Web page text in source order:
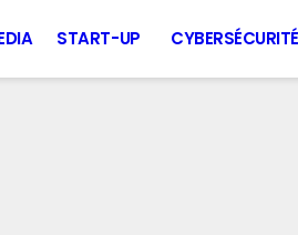
START-UP CYBERSÉCURITÉ